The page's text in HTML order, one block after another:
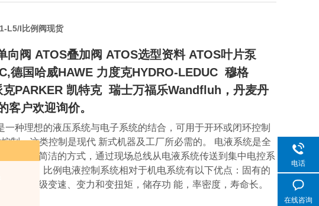
L5/I比例阀现货
向阀 ATOS叠加阀 ATOS选型资料 ATOS叶片泵
德国哈威HAWE 力度克HYDRO-LEDUC 穆格
PARKER 凯特克 瑞士万福乐Wandfluh，丹麦丹
户欢迎询价。
种理想的液压系统与电子系统的结合，可用于开环或闭环控制
制。这类控制是现代 新式机器及工厂所必需的。 电液系统是全
以一种简洁的方式，通过现场总线从电液系统传送到集中电控系
技术"。 比例电液控制系统相对于机电系统有以下优点：固有的
现无级变速、变力和变扭矩，储存功 能，率密度，寿命长。
电话
在线咨询